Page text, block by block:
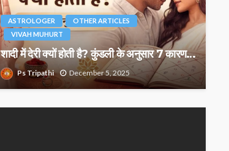
ASTROLOGER
OTHER ARTICLES
VIVAH MUHURT
शादी में देरी क्यों होती है? कुंडली के अनुसार 7 कारण…
Ps Tripathi December 5, 2025